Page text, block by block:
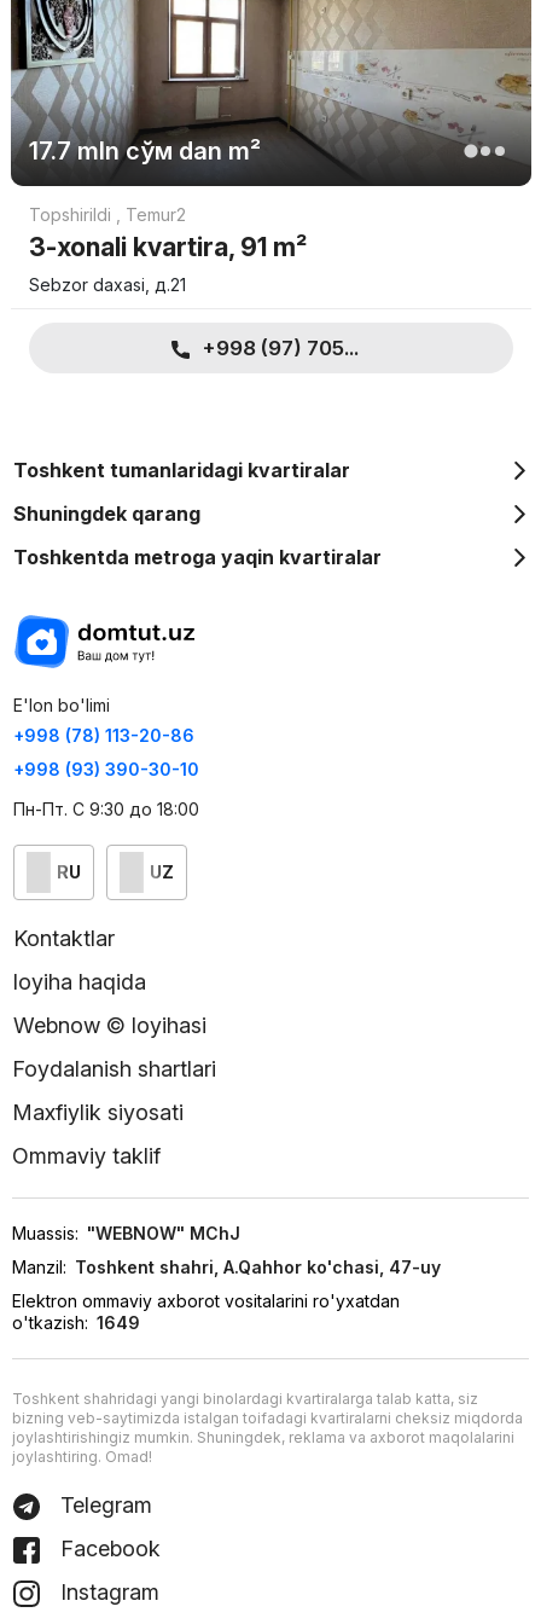
zamonaviy reja va yuqori sifatga ahamiyat beruvchi
xaridorlar,
shaharda yashab, tinch hududda yashashni xohlaydiganlar,
investitsiya uchun istiqbolli ko‘chmas mulk qidirayotganlar.
17.7 mln сўм dan m²
Topshirildi Temur2
3-xonali kvartira, 91 m²
Sebzor daxasi, д.21
+998 (97) 705...
Toshkent tumanlaridagi kvartiralar
Shuningdek qarang
Toshkentda metroga yaqin kvartiralar
E'lon bo'limi
+998 (78) 113-20-86
+998 (93) 390-30-10
Пн-Пт. С 9:30 до 18:00
RU UZ
Kontaktlar
loyiha haqida
Webnow © loyihasi
Foydalanish shartlari
Maxfiylik siyosati
Ommaviy taklif
Muassis: "WEBNOW" MChJ
Manzil: Toshkent shahri, A.Qahhor ko'chasi, 47-uy
Elektron ommaviy axborot vositalarini ro'yxatdan
o'tkazish: 1649
Toshkent shahridagi yangi binolardagi kvartiralarga talab katta, siz
bizning veb-saytimizda istalgan toifadagi kvartiralarni cheksiz miqdorda
joylashtirishingiz mumkin. Shuningdek, reklama va axborot maqolalarini
joylashtiring. Omad!
Telegram
Facebook
Instagram